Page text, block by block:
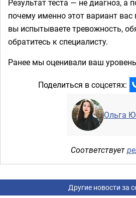
Результат теста — не диагноз, а
почему именно этот вариант вас
вы испытываете тревожность,
обратитесь к специалисту.
Ранее мы оценивали ваш уровень
Поделиться в соцсетях:
Ольга
Соответствует
Другие новости за